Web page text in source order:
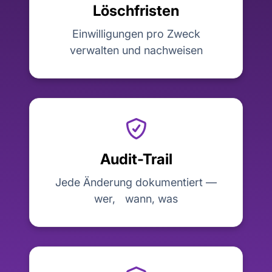
Löschfristen
Einwilligungen pro Zweck
verwalten und nachweisen
Audit-Trail
Jede Änderung dokumentiert —
wer, wann, was